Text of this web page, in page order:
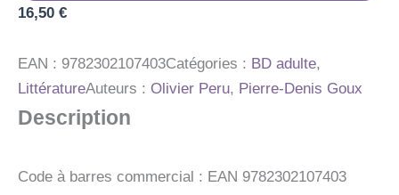
LE
DRUIDES
T01
-
LA
SANG,
LES
16,50 €
EAN : 9782302107403Catégories : BD adulte,
LittératureAuteurs : Olivier Peru, Pierre-Denis Goux
Description
Code à barres commercial : EAN 9782302107403